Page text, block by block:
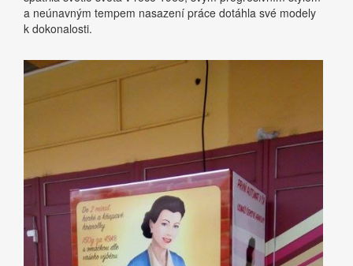
a neúnavným tempem nasazení práce dotáhla své modely
k dokonalosti.